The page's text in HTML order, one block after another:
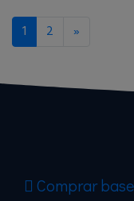
1 2 »
Comprar